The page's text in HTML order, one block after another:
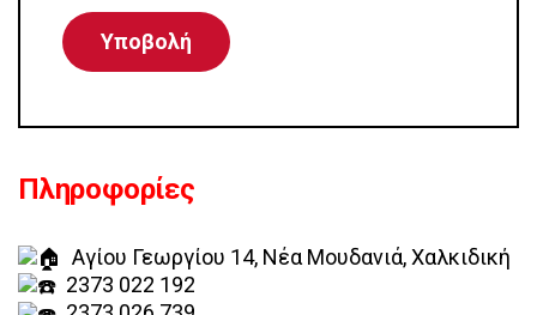
Πληροφορίες
Αγίου Γεωργίου 14, Νέα Μουδανιά, Χαλκιδική
2373 022 192